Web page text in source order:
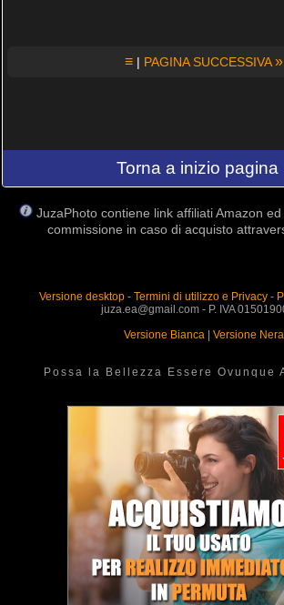
≡ | PAGINA SUCCESSIVA»
Torna a inizio pagina
JuzaPhoto contiene link affiliati Amazon
commissione in caso di acquisto
Versione desktop- Termini di utilizzo e Privacy-
juza.ea@gmail.com - P. IVA
Versione Bianca
Versione Nera
Possa la Bellezza Essere Ovunque